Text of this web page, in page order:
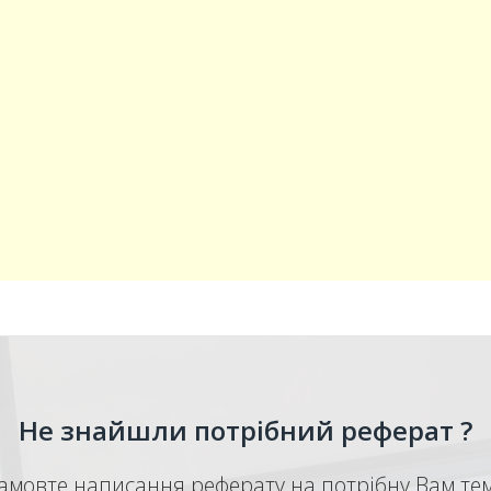
Не знайшли потрібний реферат ?
написання реферату на потрібну Вам